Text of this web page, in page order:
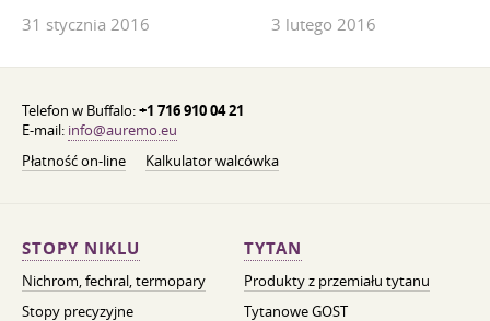
31 stycznia 2016 3 lutego 2016
Telefon w Buffalo:+1 716 910 04 21
E-mail: info@auremo.eu
Płatność on-line
Kalkulator walcówka
STOPY NIKLU
Nichrom, fechral, termopary
Stopy precyzyjne
TYTAN
Produkty z przemiału tytanu
Tytanowe GOST